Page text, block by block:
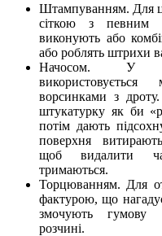
Штампуванням. Для
сіткою з певним
виконують або
або роблять штрихи
Начосом. У
ворсинками з
штукатурку як би
потім дають
поверхня
щоб видалити
тримаються.
Торцюванням. Для
фактурою, що
змочують
розчині.